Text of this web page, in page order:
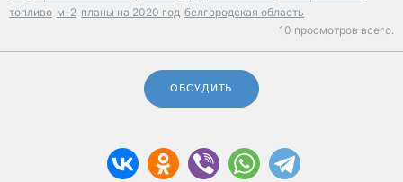
топливо м-2 планы на 2020 год белгородская область
10 просмотров всего.
ОБСУДИТЬ